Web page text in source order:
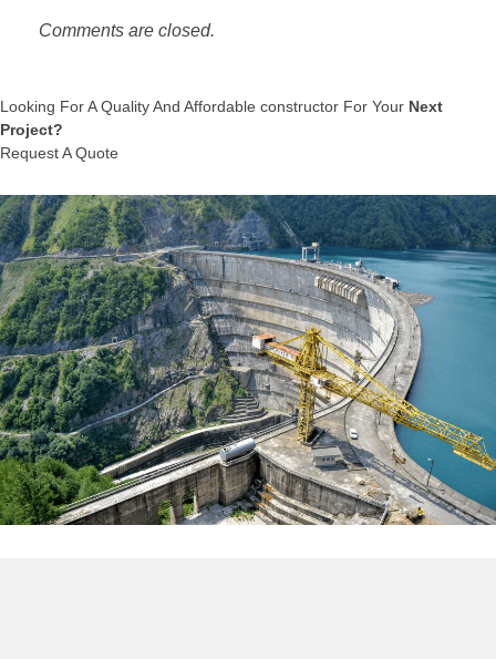
Comments are closed.
Looking For A Quality And Affordable constructor For Your Next
Project?
Request A Quote